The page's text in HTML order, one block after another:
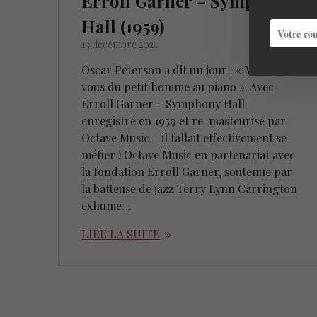
Hall (1959)
13 décembre 2021
Oscar Peterson a dit un jour : « Méfiez-
vous du petit homme au piano ». Avec
Erroll Garner – Symphony Hall
enregistré en 1959 et re-masteurisé par
Octave Music – il fallait effectivement se
méfier ! Octave Music en partenariat avec
la fondation Erroll Garner, soutenue par
la batteuse de jazz Terry Lynn Carrington
exhume…
LIRE LA SUITE